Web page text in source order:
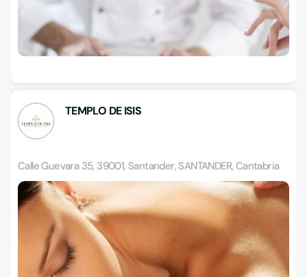
TEMPLO DE ISIS
Calle Guevara 35, 39001, Santander, SANTANDER, Cantabria